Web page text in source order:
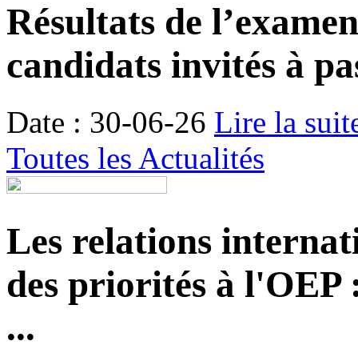
Résultats de
candidats invités à
Date : 30-06-26 Lire la
Toutes les Actualités
Les relations
des priorités à
...